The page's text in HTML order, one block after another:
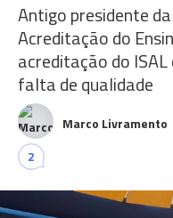
Antigo presidente
Acreditação do
acreditação do
falta de qualidade
Marco Livramento
2